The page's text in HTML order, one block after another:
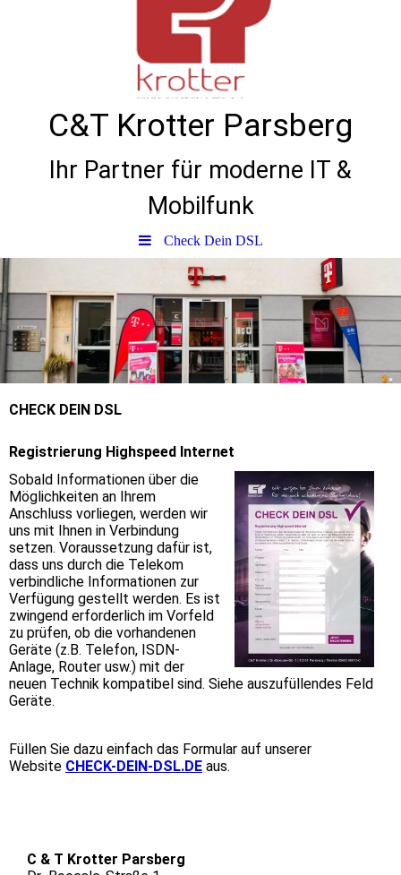
C&T Krotter Parsberg
Ihr Partner für moderne IT &
Mobilfunk
Check Dein DSL
CHECK DEIN DSL
Registrierung Highspeed Internet
Sobald Informationen über die
Möglichkeiten an Ihrem
Anschluss vorliegen, werden wir
uns mit Ihnen in Verbindung
setzen. Voraussetzung dafür ist,
dass uns durch die Telekom
verbindliche Informationen zur
Verfügung gestellt werden. Es ist
zwingend erforderlich im Vorfeld
zu prüfen, ob die vorhandenen
Geräte (z.B. Telefon, ISDN-
Anlage, Router usw.) mit der
neuen Technik kompatibel sind. Siehe auszufüllendes Feld
Geräte.
Füllen Sie dazu einfach das Formular auf unserer
Website CHECK-DEIN-DSL.DE aus.
C & T Krotter Parsberg